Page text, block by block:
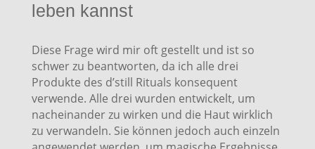
leben kannst
Diese Frage wird mir oft gestellt und ist so
schwer zu beantworten, da ich alle drei
Produkte des d’still Rituals konsequent
verwende. Alle drei wurden entwickelt, um
nacheinander zu wirken und die Haut wirklich
zu verwandeln. Sie können jedoch auch einzeln